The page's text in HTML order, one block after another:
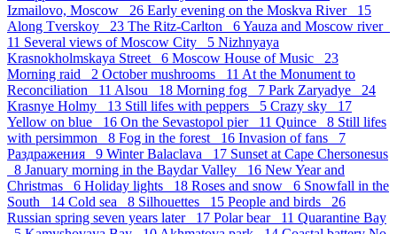
Izmailovo, Moscow 26 Early evening on the Moskva River 15
Along Tverskoy 23 The Ritz-Carlton 6Yauza and Moscow river
11 Several views of Moscow City 5 Nizhnyaya
Krasnokholmskaya Street 6 Moscow House of Music 23
Morning raid 2 October mushrooms 11 At the Monument to
Reconciliation 11 Alsou 18 Morning fog 7 Park Zaryadye 24
Krasnye Holmy 13 Still lifes with peppers 5 Crazy sky 17
Yellow on blue 16 On the Sevastopol pier 11 Quince 8 Still lifes
with persimmon 8 Fog in the forest 16 Invasion of fans 7
Раздражения 9 Winter Balaclava 17 Sunset at Cape Chersonesus
8 January morning in the Baydar Valley 16 New Year and
Christmas 6 Holiday lights 18 Roses and snow 6 Snowfall in the
South 14 Cold sea 8 Silhouettes 15 People and birds 26
Russian spring seven years later 17 Polar bear 11 Quarantine Bay